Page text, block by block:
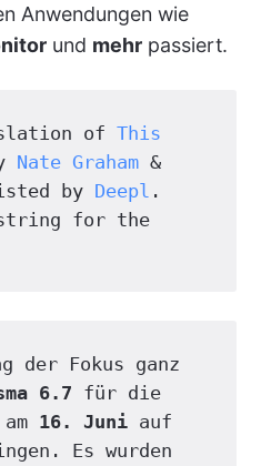
Anwendungen wie
und mehr passiert.
of This
Nate Graham
&
by Deepl .
for the
der Fokus ganz
6.7 für die
16. Juni auf
Es wurden